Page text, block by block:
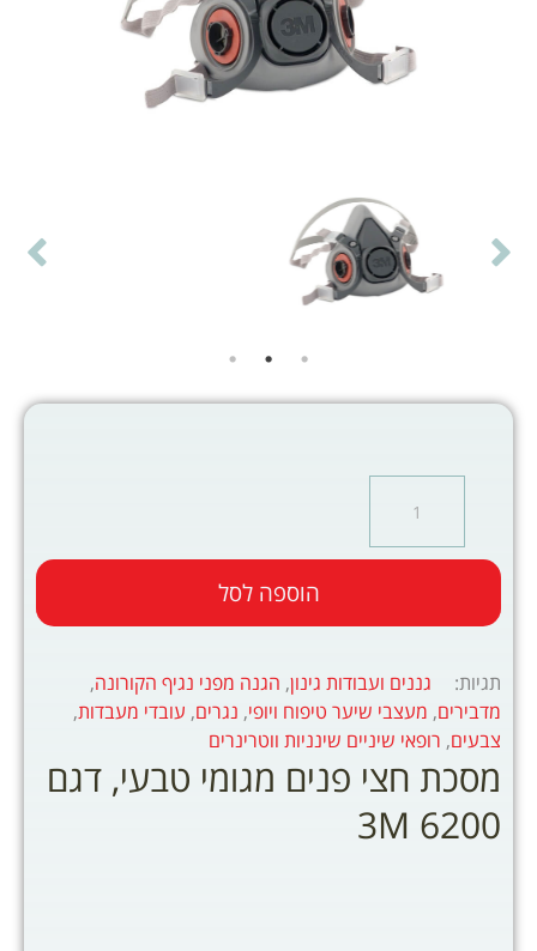
מסכת חצי פנים מגומי טבעי, דגם
3M 6200
הוספה לסל
תגיות: גננים ועבודות גינון, הגנה מפני נגיף הקורונה,
מדבירים, מעצבי שיער טיפוח ויופי, נגרים, עובדי מעבדות,
צבעים, רופאי שיניים שינניות ווטרינרים